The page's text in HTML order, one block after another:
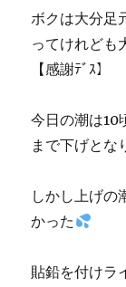
ボクは大分足
ってけれども
【感謝ﾃﾞｽ】
今日の潮は10
まで下げとな
しかし上げの
かった
貼鉛を付けラ